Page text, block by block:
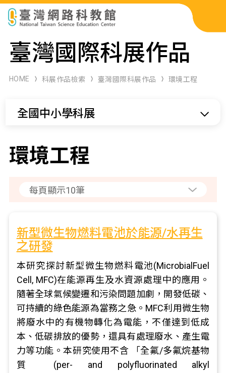
科展作品檢索
科學研習月刊
臺灣國際科展作品
HOME 科展作品檢索 臺灣國際科展作品 環境工程
全國中小學科展
環境工程
新型微生物燃料電池於能源/水再生
之研發
本研究探討新型微生物燃料電池(MicrobialFuel
Cell, MFC)在能源再生及水資源處理中的應用。
隨著全球氣候變遷和污染問題加劇，開發低碳、
可持續的綠色能源為當務之急。MFC利用微生物
將廢水中的有機物轉化為電能，不僅達到低成
本、低碳排放的優勢，還具有處理廢水、產生電
力等功能。本研究使用不含 「全氟/多氟烷基物
質 (per- and polyfluorinated alkyl